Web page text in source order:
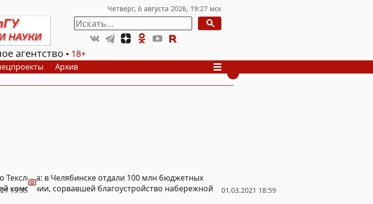
агентство
18+
Архив
19:35
Видео
01.03.2021 18:59
Текслера: в Челябинске отдали 100 млн бюджетных
компании, сорвавшей благоустройство набережной